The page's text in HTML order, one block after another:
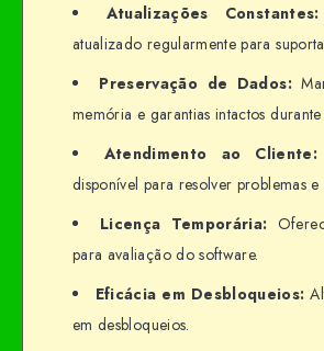
Atualizações Constantes:
atualizado regularmente para
Preservação de Dados:
memória e garantias intactos
Atendimento ao Cliente:
disponível para resolver problemas e
Licença Temporária:
para avaliação do software.
Eficácia em Desbloqueios:
em desbloqueios.